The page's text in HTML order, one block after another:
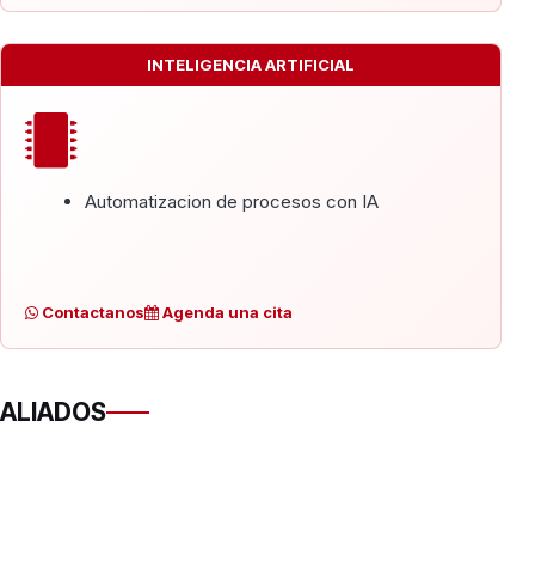
INTELIGENCIA ARTIFICIAL
Automatizacion de procesos con IA
Contactanos Agenda una cita
ALIADOS